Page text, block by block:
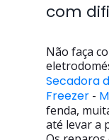
com
Não faça
Secadora
Freezer -
fenda,
até levar a